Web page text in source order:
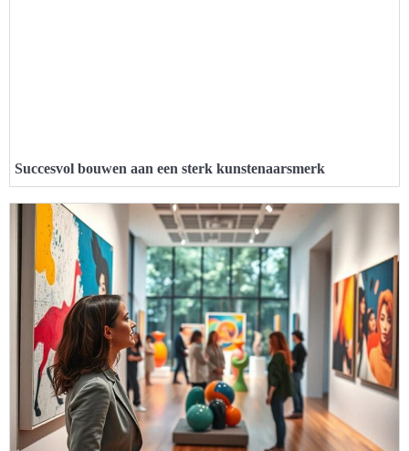
Succesvol bouwen aan een sterk kunstenaarsmerk